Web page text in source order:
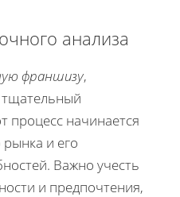
анализа
франшизу,
процесс начинается
и его
Важно учесть
и предпочтения,